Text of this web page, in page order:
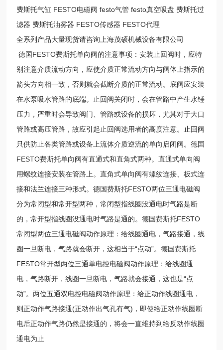
费斯托气缸 FESTO电磁阀 festo气管 festo真空吸盘 费斯托过
滤器 费斯托油雾器 FESTO传感器 FESTO代理
全系列产品大量现货请咨询上海茂硕机械设备有限公司
德国FESTO费斯托单向阀的注意事项：安装止回阀时，应特
别注意介质流动方向，应使介质正常流动方向与阀体上指示的
箭头方向相一致，否则就会截断介质的正常流动。底阀应安装
在水泵吸水管路的底端。止回阀关闭时，会在管路中产生水锤
压力，严重时会导致阀门、管路或设备的损坏，尤其对于大口
管路或高压管路，故应引起止回阀选用者的高度注意。止回阀
只供防止各类管路或设备上流体介质逆流的单向启闭阀。德国
FESTO费斯托单向阀有直通式和直角式两种。直通式单向阀
用螺纹连接安装在管路上。直角式单向阀有螺纹连接、板式连
接和法兰连接三种形式。德国费斯托FESTO两位三通电磁阀
分为常闭型和常开型两种，常闭型指线圈没通电时气路是断
的，常开型指线圈没通电时气路是通的。德国费斯托FESTO
常闭型两位三通电磁阀动作原理：给线圈通电，气路接通，线
圈一旦断电，气路就会断开，这相当于“点动”。德国费斯托
FESTO常开型两位三通单电控电磁阀动作原理：给线圈通
电，气路断开，线圈一旦断电，气路就会接通，这也是“点
动”。两位五通双电控电磁阀动作原理：给正动作线圈通电，
则正动作气路接通(正动作出气孔有气)，即使给正动作线圈断
电后正动作气路仍然是接通的，将会一直维持到给反动作线圈
通电为止